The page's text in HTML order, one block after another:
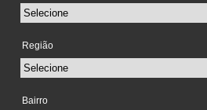
Região
Bairro